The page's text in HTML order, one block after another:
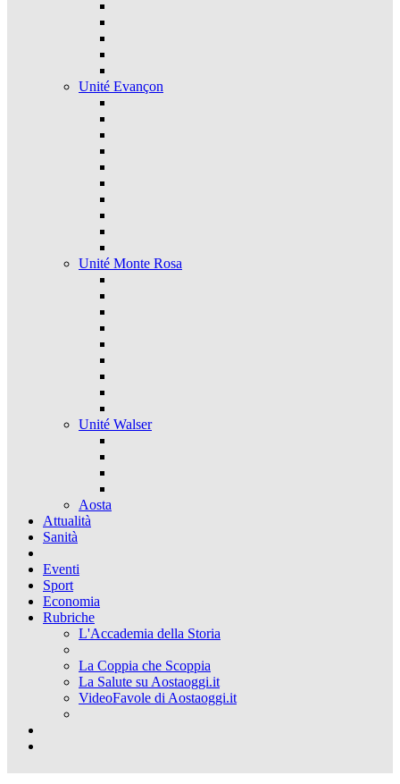
Unité Evançon
Unité Monte Rosa
Unité Walser
Aosta
Attualità
Sanità
Eventi
Sport
Economia
Rubriche
L'Accademia della Storia
La Coppia che Scoppia
La Salute su Aostaoggi.it
VideoFavole di Aostaoggi.it